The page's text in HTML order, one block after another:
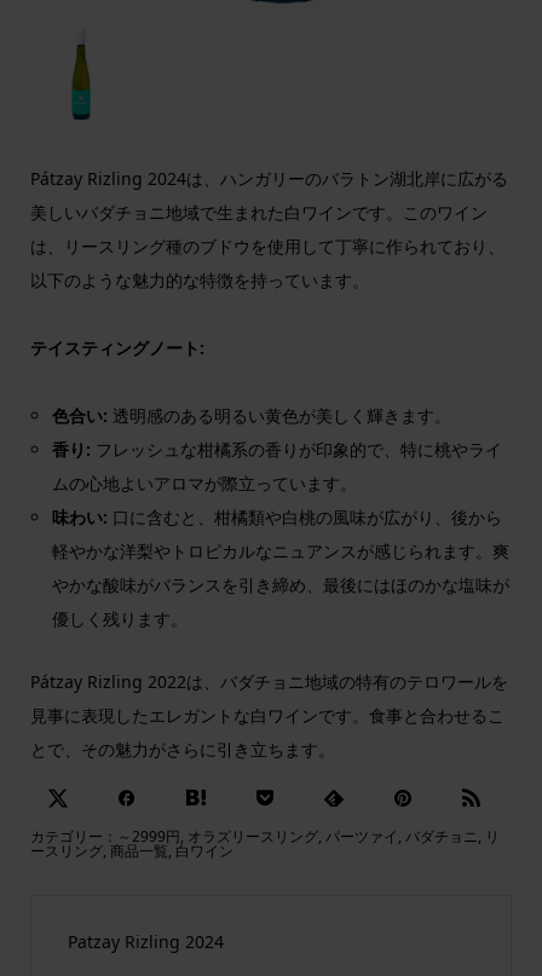
Pátzay Rizling 2024は、ハンガリーのバラトン湖北岸に広がる
美しいバダチョニ地域で生まれた白ワインです。このワイン
は、リースリング種のブドウを使用して丁寧に作られており、
以下のような魅力的な特徴を持っています。
テイスティングノート:
色合い: 透明感のある明るい黄色が美しく輝きます。
香り: フレッシュな柑橘系の香りが印象的で、特に桃やライ
ムの心地よいアロマが際立っています。
味わい: 口に含むと、柑橘類や白桃の風味が広がり、後から
軽やかな洋梨やトロピカルなニュアンスが感じられます。爽
やかな酸味がバランスを引き締め、最後にはほのかな塩味が
優しく残ります。
Pátzay Rizling 2022は、バダチョニ地域の特有のテロワールを
見事に表現したエレガントな白ワインです。食事と合わせるこ
とで、その魅力がさらに引き立ちます。
カテゴリー： ～2999円, オラズリースリング, パーツァイ, バダチョニ, リ
ースリング, 商品一覧, 白ワイン
Patzay Rizling 2024